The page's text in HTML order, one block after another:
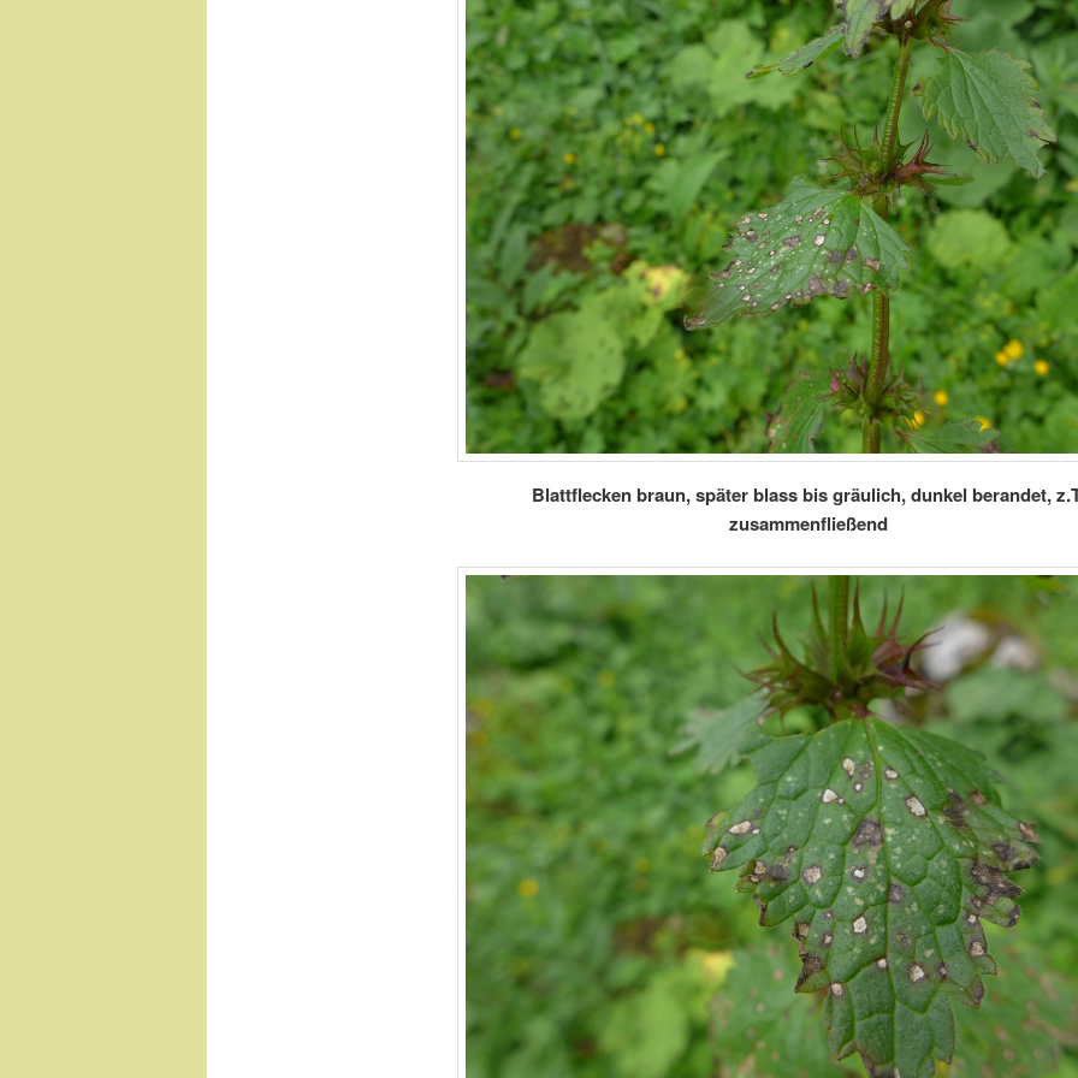
Blattflecken braun, später blass bis gräulich, dunkel berandet,
zusammenfließend